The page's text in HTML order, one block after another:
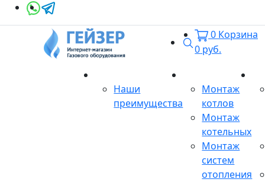
Поиск
0 Корзина
0 руб.
Наши
преимущества
Монтаж
котлов
Монтаж
котельных
Монтаж
систем
отопления